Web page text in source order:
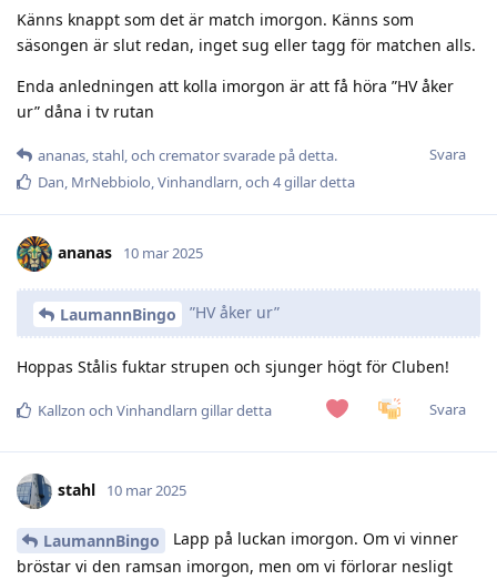
Känns knappt som det är match imorgon. Känns som
säsongen är slut redan, inget sug eller tagg för matchen alls.
Enda anledningen att kolla imorgon är att få höra ”HV åker
ur” dåna i tv rutan
Svara
ananas,stahl, och crematorsvarade på detta.
Dan, MrNebbiolo,Vinhandlarn, och 4gillar detta
ananas 10 mar 2025
LaumannBingo ”HV åker ur”
Hoppas Stålis fuktar strupen och sjunger högt för Cluben!
Svara
Kallzon och Vinhandlarn gillar detta
stahl 10 mar 2025
LaumannBingo
Lapp på luckan imorgon. Om vi vinner
bröstar vi den ramsan imorgon, men om vi förlorar nesligt